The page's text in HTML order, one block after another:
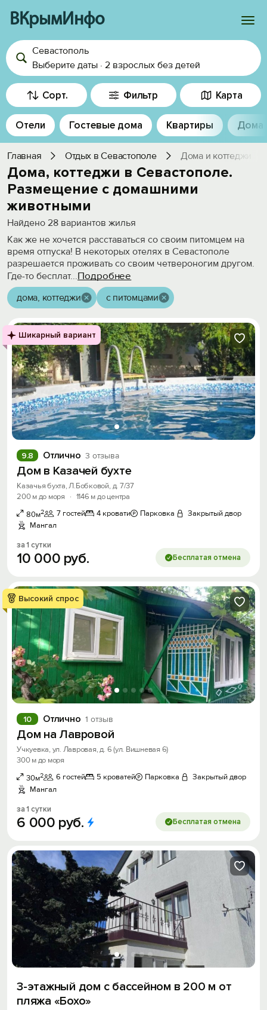
ВКрымИнфо
Войти
Избранное
История просмотра
Добавить свой объект
Севастополь
Выберите даты · 2 взрослых без детей
Сорт. Фильтр Карта
Отели Гостевые дома Квартиры Дома
Главная Отдых в Севастополе Дома и коттеджи
Дома, коттеджи в Севастополе.
Размещение с домашними
животными
Найдено 28 вариантов жилья
Как же не хочется расставаться со своим питомцем на
время отпуска! В некоторых отелях в Севастополе
разрешается проживать со своим четвероногим другом.
Где-то бесплат...Подробнее
дома, коттеджи с питомцами
Шикарный вариант
Отлично 3 отзыва
9.8
Дом в Казачей бухте
Казачья бухта, Л.Бобковой, д. 7/37
200 м до моря
· 1146 м до центра
80м2 7 гостей 4 кровати Парковка
Закрытый двор
Мангал
за 1 сутки
10 000 руб. Бесплатая отмена
Высокий спрос
Отлично 1 отзыв
10
Дом на Лавровой
Учкуевка, ул. Лавровая, д. 6 (ул. Вишневая 6)
300 м до моря
30м2 6 гостей 5 кроватей Парковка
Закрытый двор
Мангал
за 1 сутки
6 000 руб. Бесплатая отмена
3-этажный дом с бассейном в 200 м от
пляжа «Бохо»